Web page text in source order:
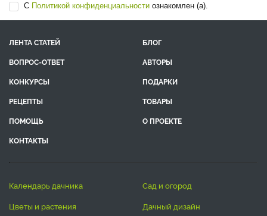
С Политикой конфиденциальности ознакомлен (а).
ЛЕНТА СТАТЕЙ
БЛОГ
ВОПРОС-ОТВЕТ
АВТОРЫ
КОНКУРСЫ
ПОДАРКИ
РЕЦЕПТЫ
ТОВАРЫ
ПОМОЩЬ
О ПРОЕКТЕ
КОНТАКТЫ
календарь дачника
сад и огород
цветы и растения
дачный дизайн